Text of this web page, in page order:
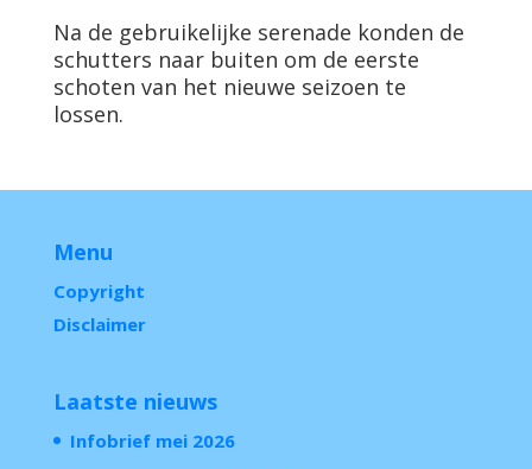
Na de gebruikelijke serenade konden de
schutters naar buiten om de eerste
schoten van het nieuwe seizoen te
lossen.
Menu
Copyright
Disclaimer
Laatste nieuws
Infobrief mei 2026